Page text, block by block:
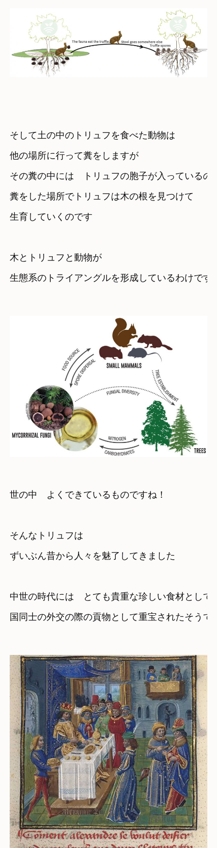
そして土の中のトリュフを食べた動物は
他の場所に行って糞をしますが
その糞の中には　トリュフの胞子が入っているの
糞をした場所でトリュフは木の根を見つけて
生育していくのです
木とトリュフと動物が
生態系のトライアングルを形成しているわけです
世の中　よくできているものですね！
そんなトリュフは
ずいぶん昔から人々を魅了してきました
中世の時代には　とても貴重な珍しい食材として
国同士の外交の際の貢物として重宝されたそうで